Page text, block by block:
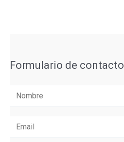
Formulario de contacto